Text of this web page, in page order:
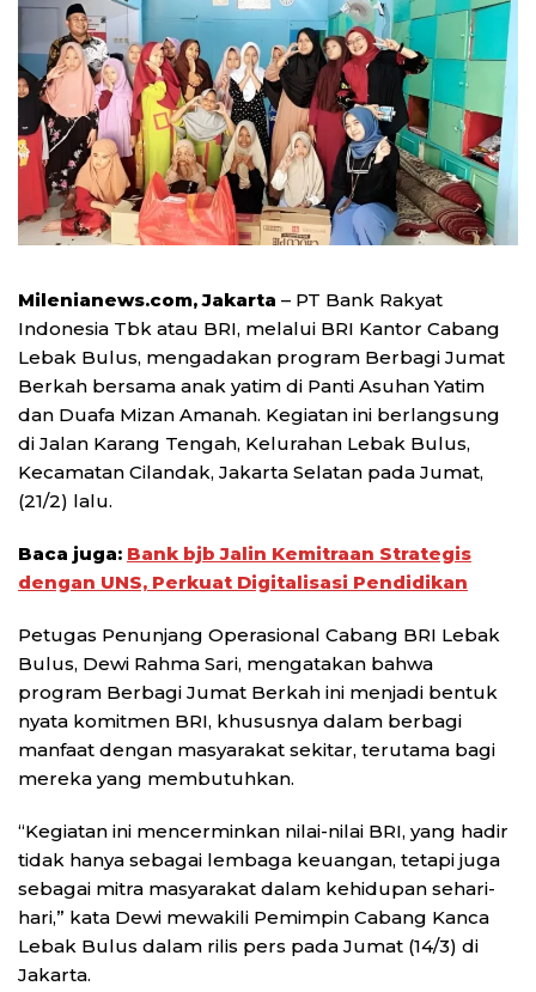
Milenianews.com, Jakarta – PT Bank Rakyat
Indonesia Tbk atau BRI, melalui BRI Kantor Cabang
Lebak Bulus, mengadakan program Berbagi Jumat
Berkah bersama anak yatim di Panti Asuhan Yatim
dan Duafa Mizan Amanah. Kegiatan ini berlangsung
di Jalan Karang Tengah, Kelurahan Lebak Bulus,
Kecamatan Cilandak, Jakarta Selatan pada Jumat,
(21/2) lalu.
Baca juga: Bank bjb Jalin Kemitraan Strategis
dengan UNS, Perkuat Digitalisasi Pendidikan
Petugas Penunjang Operasional Cabang BRI Lebak
Bulus, Dewi Rahma Sari, mengatakan bahwa
program Berbagi Jumat Berkah ini menjadi bentuk
nyata komitmen BRI, khususnya dalam berbagi
manfaat dengan masyarakat sekitar, terutama bagi
mereka yang membutuhkan.
“Kegiatan ini mencerminkan nilai-nilai BRI, yang hadir
tidak hanya sebagai lembaga keuangan, tetapi juga
sebagai mitra masyarakat dalam kehidupan sehari-
hari,” kata Dewi mewakili Pemimpin Cabang Kanca
Lebak Bulus dalam rilis pers pada Jumat (14/3) di
Jakarta.